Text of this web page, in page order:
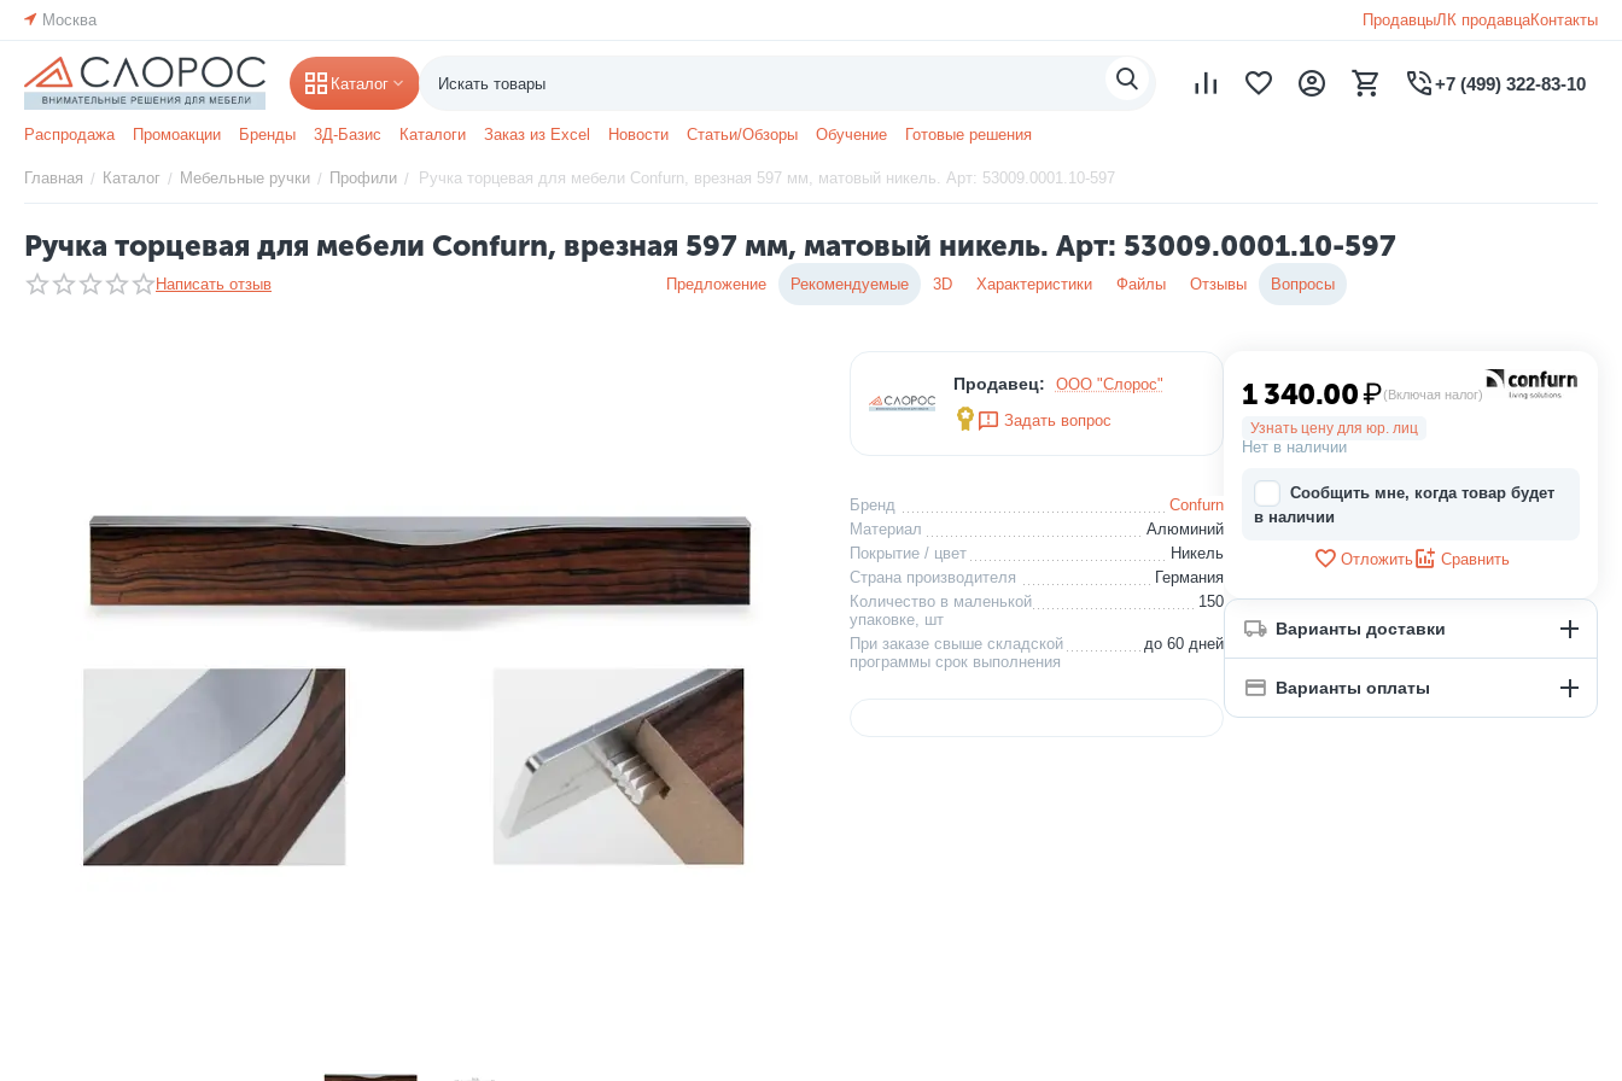
Москва ПродавцыЛК продавцаКонтакты
Каталог +7 (499) 322-83-10
Распродажа Промоакции Бренды 3Д-Базис Каталоги Заказ из Excel Новости Статьи/Обзоры Обучение Готовые решения
Главная / Каталог / Мебельные ручки / Профили / Ручка торцевая для мебели Confurn, врезная 597 мм, матовый никель. Арт: 53009.0001.10-597
Ручка торцевая для мебели Confurn, врезная 597 мм, матовый никель. Арт: 53009.0001.10-597
Написать отзыв Предложение Рекомендуемые 3D Характеристики Файлы Отзывы Вопросы
Продавец:
ООО "Слорос"
Задать вопрос
Бренд
Confurn
Материал
Алюминий
Покрытие / цвет
Никель
Страна производителя
Германия
Количество в маленькой
упаковке, шт
150
При заказе свыше складской
программы срок выполнения
до 60 дней
1 340.00₽(Включая налог)
Узнать цену для юр. лиц
Нет в наличии
Сообщить мне, когда товар будет
в наличии
Отложить Сравнить
Варианты доставки
Варианты оплаты